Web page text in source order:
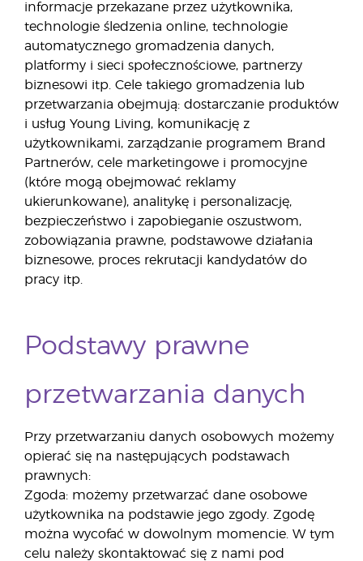
informacje przekazane przez użytkownika,
technologie śledzenia online, technologie
automatycznego gromadzenia danych,
platformy i sieci społecznościowe, partnerzy
biznesowi itp. Cele takiego gromadzenia lub
przetwarzania obejmują: dostarczanie produktów
i usług Young Living, komunikację z
użytkownikami, zarządzanie programem Brand
Partnerów, cele marketingowe i promocyjne
(które mogą obejmować reklamy
ukierunkowane), analitykę i personalizację,
bezpieczeństwo i zapobieganie oszustwom,
zobowiązania prawne, podstawowe działania
biznesowe, proces rekrutacji kandydatów do
pracy itp.
Podstawy prawne
przetwarzania danych
Przy przetwarzaniu danych osobowych możemy
opierać się na następujących podstawach
prawnych:
Zgoda: możemy przetwarzać dane osobowe
użytkownika na podstawie jego zgody. Zgodę
można wycofać w dowolnym momencie. W tym
celu należy skontaktować się z nami pod